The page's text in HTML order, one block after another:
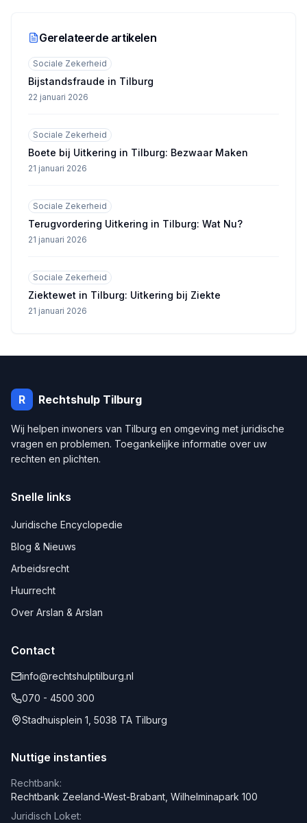
Gerelateerde artikelen
Sociale Zekerheid
Bijstandsfraude in Tilburg
22 januari 2026
Sociale Zekerheid
Boete bij Uitkering in Tilburg: Bezwaar Maken
21 januari 2026
Sociale Zekerheid
Terugvordering Uitkering in Tilburg: Wat Nu?
21 januari 2026
Sociale Zekerheid
Ziektewet in Tilburg: Uitkering bij Ziekte
21 januari 2026
R Rechtshulp Tilburg
Wij helpen inwoners van Tilburg en omgeving met juridische
vragen en problemen. Toegankelijke informatie over uw
rechten en plichten.
Snelle links
Juridische Encyclopedie
Blog & Nieuws
Arbeidsrecht
Huurrecht
Over Arslan & Arslan
Contact
info@rechtshulptilburg.nl
070 - 4500 300
Stadhuisplein 1, 5038 TA Tilburg
Nuttige instanties
Rechtbank:
Rechtbank Zeeland-West-Brabant, Wilhelminapark 100
Juridisch Loket: